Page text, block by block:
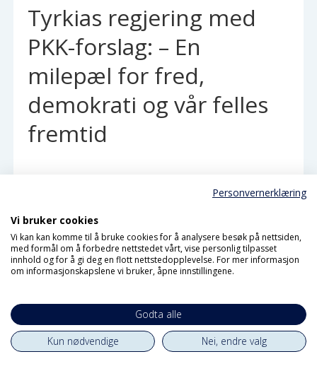
Tyrkias regjering med
PKK-forslag: – En
milepæl for fred,
demokrati og vår felles
fremtid
112 fra samme slekt
Personvernerklæring
Vi bruker cookies
Vi kan kan komme til å bruke cookies for å analysere besøk på nettsiden,
med formål om å forbedre nettstedet vårt, vise personlig tilpasset
innhold og for å gi deg en flott nettstedopplevelse. For mer informasjon
om informasjonskapslene vi bruker, åpne innstillingene.
Godta alle
Kun nødvendige
Nei, endre valg